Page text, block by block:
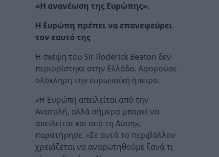
«Η ανανέωση της Ευρώπης».
Η Ευρώπη πρέπει να επανεφεύρει
τον εαυτό της
Η σκέψη του Sir Roderick Beaton δεν
περιορίστηκε στην Ελλάδα. Αφορούσε
ολόκληρη την ευρωπαϊκή ήπειρο.
«Η Ευρώπη απειλείται από την
Ανατολή, αλλά σήμερα μπορεί να
απειλείται και από τη Δύση»,
παρατήρησε. «Σε αυτό το περιβάλλον
χρειάζεται να αναρωτηθούμε ξανά τι